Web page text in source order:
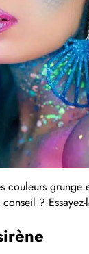
couleurs
?